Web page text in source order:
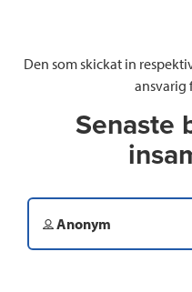
Den som skickat in
ansvarig
Senaste
Anonym